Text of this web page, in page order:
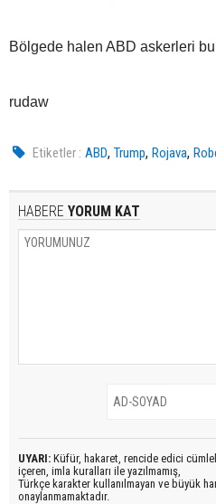
Bölgede halen ABD askerleri
rudaw
Etiketler : ABD,Trump,Rojava,
HABERE YORUM KAT
UYARI: Küfür, hakaret, rencide edici
içeren, imla kuralları ile yazılmamış,
Türkçe karakter kullanılmayan ve büyük
onaylanmamaktadır.